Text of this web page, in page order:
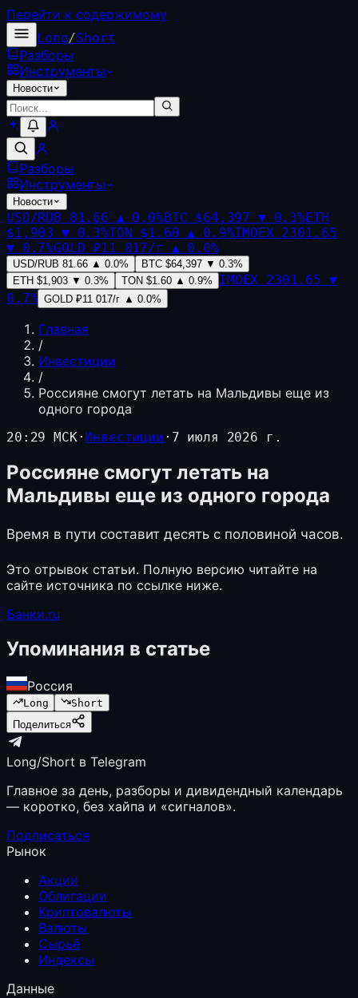
Перейти к содержимому
Long/Short
Разборы
Инструменты
Новости
Разборы
Инструменты
Новости
USD/RUB 81.66 ▲ 0.0%BTC $64,397 ▼ 0.3%ETH
$1,903 ▼ 0.3%TON $1.60 ▲ 0.9%IMOEX 2301.65
▼ 0.7%GOLD ₽11 017/г ▲ 0.0%
USD/RUB 81.66 ▲ 0.0% BTC $64,397 ▼ 0.3%
ETH $1,903 ▼ 0.3% TON $1.60 ▲ 0.9% IMOEX 2301.65 ▼
0.7% GOLD ₽11 017/г ▲ 0.0%
Главная
/
Инвестиции
/
Россияне смогут летать на Мальдивы еще из
одного города
20:29 МСК· Инвестиции · 7 июля 2026 г.
Россияне смогут летать на
Мальдивы еще из одного города
Время в пути составит десять с половиной часов.
Это отрывок статьи. Полную версию читайте на
сайте источника по ссылке ниже.
Банки.ru
Упоминания в статье
Россия
Long
Short
Поделиться
Long/Short в Telegram
Главное за день, разборы и дивидендный календарь
— коротко, без хайпа и «сигналов».
Подписаться
Рынок
Акции
Облигации
Криптовалюты
Валюты
Сырьё
Индексы
Данные